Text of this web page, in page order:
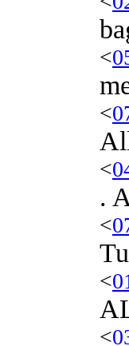
<
<
<
.
<
<
<